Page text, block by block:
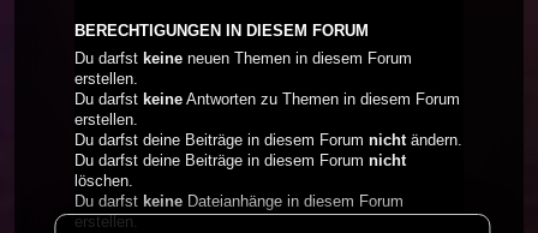
BERECHTIGUNGEN IN DIESEM FORUM
Du darfst keine neuen Themen in diesem Forum
erstellen.
Du darfst keine Antworten zu Themen in diesem Forum
erstellen.
Du darfst deine Beiträge in diesem Forum nichtändern.
Du darfst deine Beiträge in diesem Forum nicht
löschen.
Du darfst keine Dateianhänge in diesem Forum
erstellen.